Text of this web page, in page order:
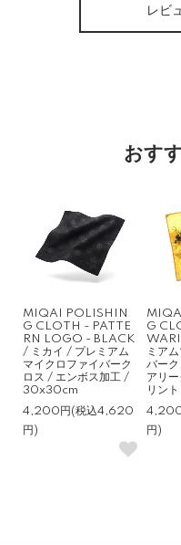
レビ
おす
MIQAI POLISHIN
G CLOTH - PATTE
RN LOGO - BLACK
/ ミカイ / プレミアム
マイクロファイバーク
ロス / エンボス加工 /
30x30cm
4,200円(税込4,620
円)
G
WARI
ミア
バー
アリ
リン
円)